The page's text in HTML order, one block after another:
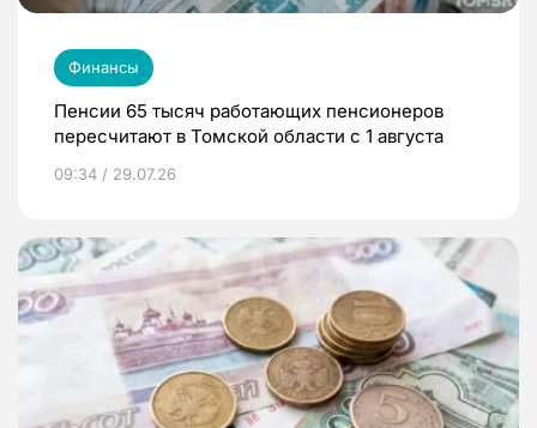
Финансы
Пенсии 65 тысяч работающих пенсионеров
пересчитают в Томской области с 1 августа
09:34 / 29.07.26